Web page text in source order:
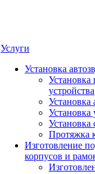
Услуги
Установка
Установка
устройства
Установка
Установка
Установка
Протяжка
Изготовление
корпусов и